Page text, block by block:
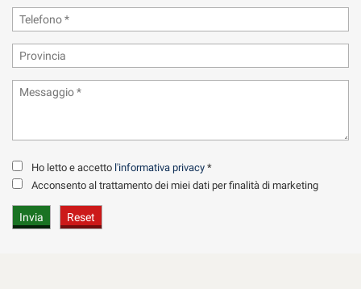
Ho letto e accetto l'informativa privacy *
Acconsento al trattamento dei miei dati per finalità di marketing